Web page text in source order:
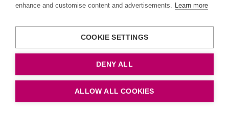
enhance and customise content and advertisements. Learn more
COOKIE SETTINGS
DENY ALL
ALLOW ALL COOKIES
tågbiljetter växer fram på sikt
Senaste ändrad: 2020-04-28